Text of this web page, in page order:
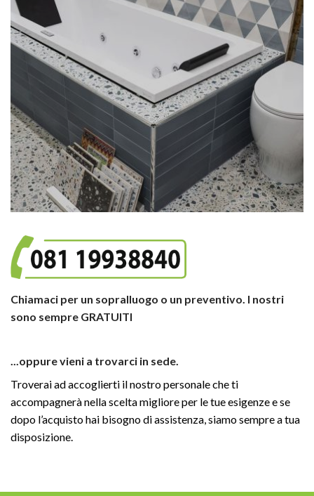
Chiamaci per un sopralluogo o un preventivo. I nostri
sono sempre GRATUITI
...oppure vieni a trovarci in sede.
Troverai ad accoglierti il nostro personale che ti
accompagnerà nella scelta migliore per le tue esigenze e se
dopo l’acquisto hai bisogno di assistenza, siamo sempre a tua
disposizione.